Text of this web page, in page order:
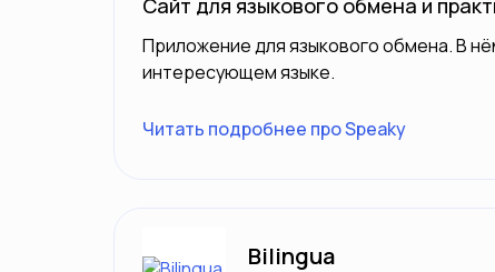
Сайт для языкового обмена и
Приложение для языкового обмена. В
интересующем языке.
Читать подробнее про Speaky
Bilingua